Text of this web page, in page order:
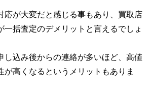
応が大変だと感じる事もあり、買取店
一括査定のデメリットと言えるでしょ
し込み後からの連絡が多いほど、高値
が高くなるというメリットもありま